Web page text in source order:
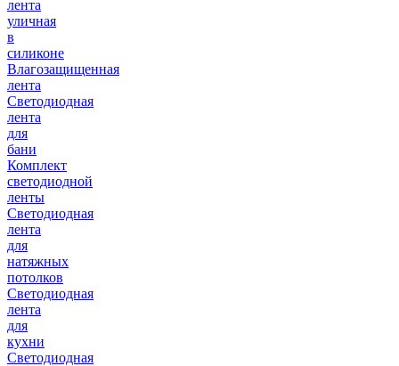
лента
уличная
в
силиконе
Влагозащищенная
лента
Светодиодная
лента
для
бани
Комплект
светодиодной
ленты
Светодиодная
лента
для
натяжных
потолков
Светодиодная
лента
для
кухни
Светодиодная